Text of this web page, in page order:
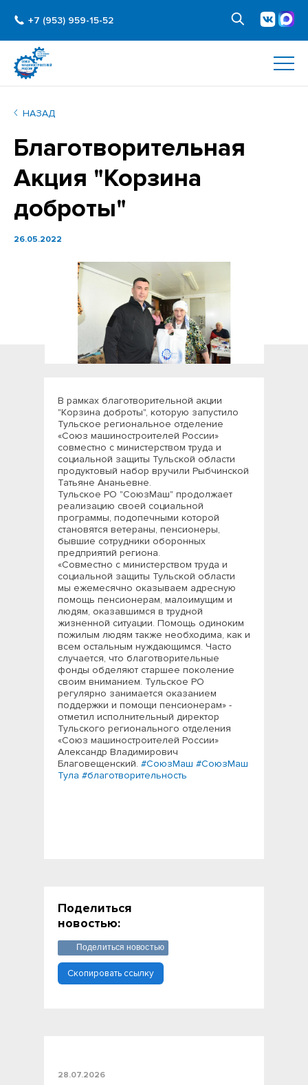
+7 (953) 959-15-52
НАЗАД
Благотворительная
Акция "Корзина
доброты"
26.05.2022
28.07.2026
В рамках благотворительной акции
"Корзина доброты", которую запустило
Тульское региональное отделение
«Союз машиностроителей России»
совместно с министерством труда и
социальной защиты Тульской области
продуктовый набор вручили Рыбчинской
Татьяне Ананьевне.
Тульское РО "СоюзМаш" продолжает
реализацию своей социальной
программы, подопечными которой
становятся ветераны, пенсионеры,
бывшие сотрудники оборонных
предприятий региона.
«Совместно с министерством труда и
социальной защиты Тульской области
мы ежемесячно оказываем адресную
помощь пенсионерам, малоимущим и
людям, оказавшимся в трудной
жизненной ситуации. Помощь одиноким
пожилым людям также необходима, как и
всем остальным нуждающимся. Часто
случается, что благотворительные
фонды обделяют старшее поколение
своим вниманием. Тульское РО
регулярно занимается оказанием
поддержки и помощи пенсионерам» -
отметил исполнительный директор
Тульского регионального отделения
«Союз машиностроителей России»
Александр Владимирович
Благовещенский. #СоюзМаш #СоюзМаш
Тула #благотворительность
Поделиться
новостью:
Поделиться новостью
Скопировать ссылку